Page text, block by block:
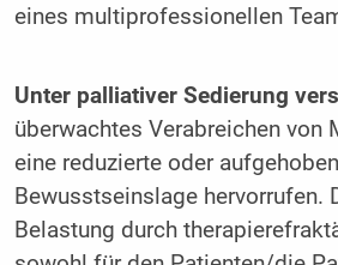
eines multiprofessionellen
Unter palliativer Sedierung
überwachtes Verabreichen von
eine reduzierte oder
Bewusstseinslage hervorrufen.
Belastung durch